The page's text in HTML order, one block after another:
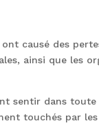
causé des
ainsi que les
sentir dans toute
touchés par